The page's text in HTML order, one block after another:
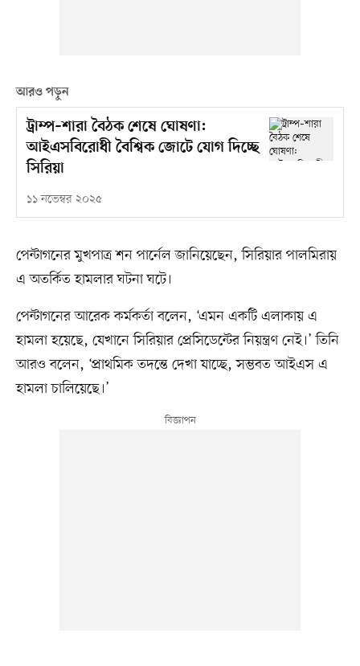
আরও পড়ুন
ট্রাম্প–শারা বৈঠক শেষে ঘোষণা:
আইএসবিরোধী বৈশ্বিক জোটে যোগ দিচ্ছে
সিরিয়া
১১ নভেম্বর ২০২৫
পেন্টাগনের মুখপাত্র শন পার্নেল জানিয়েছেন, সিরিয়ার পালমিরায়
এ অতর্কিত হামলার ঘটনা ঘটে।
পেন্টাগনের আরেক কর্মকর্তা বলেন, ‘এমন একটি এলাকায় এ
হামলা হয়েছে, যেখানে সিরিয়ার প্রেসিডেন্টের নিয়ন্ত্রণ নেই।’ তিনি
আরও বলেন, ‘প্রাথমিক তদন্তে দেখা যাচ্ছে, সম্ভবত আইএস এ
হামলা চালিয়েছে।’